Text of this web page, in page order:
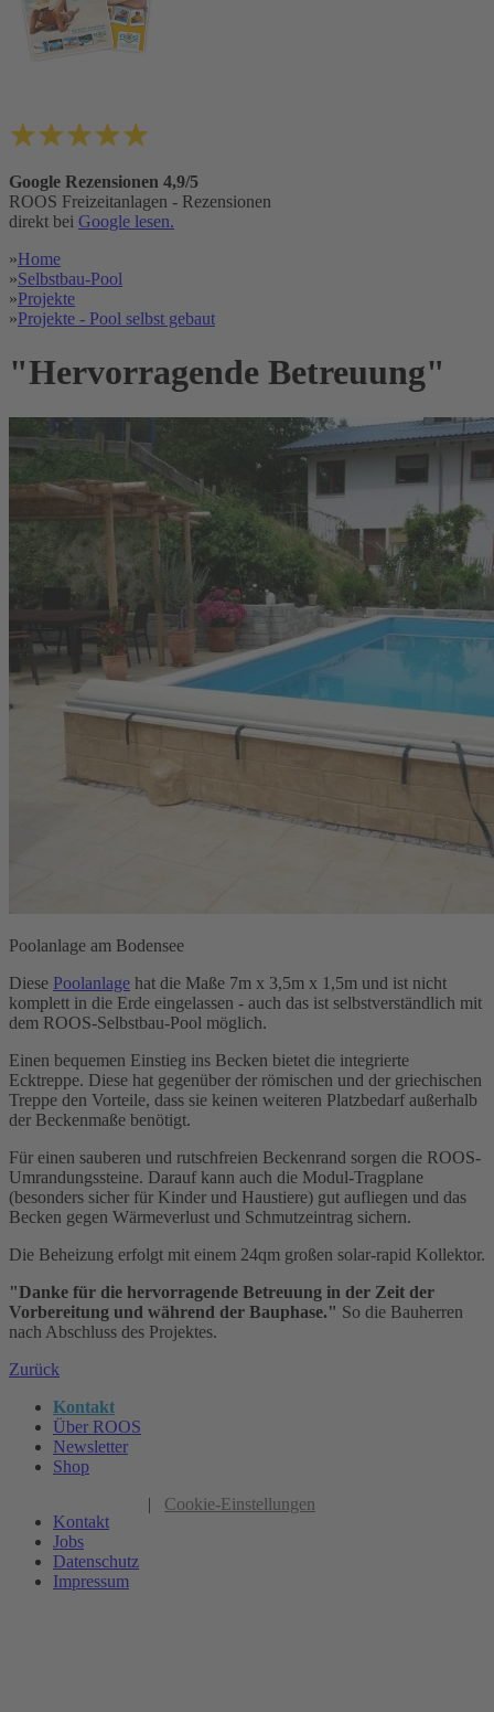
Google Rezensionen 4,9/5
ROOS Freizeitanlagen - Rezensionen
direkt bei Google lesen.
»Home
»Selbstbau-Pool
»Projekte
»Projekte - Pool selbst gebaut
"Hervorragende Betreuung"
Poolanlage am Bodensee
Diese Poolanlage hat die Maße 7m x 3,5m x 1,5m und ist nicht
komplett in die Erde eingelassen - auch das ist selbstverständlich mit
dem ROOS-Selbstbau-Pool möglich.
Einen bequemen Einstieg ins Becken bietet die integrierte
Ecktreppe. Diese hat gegenüber der römischen und der griechischen
Treppe den Vorteile, dass sie keinen weiteren Platzbedarf außerhalb
der Beckenmaße benötigt.
Für einen sauberen und rutschfreien Beckenrand sorgen die ROOS-
Umrandungssteine. Darauf kann auch die Modul-Tragplane
(besonders sicher für Kinder und Haustiere) gut aufliegen und das
Becken gegen Wärmeverlust und Schmutzeintrag sichern.
Die Beheizung erfolgt mit einem 24qm großen solar-rapid Kollektor.
"Danke für die hervorragende Betreuung in der Zeit der
Vorbereitung und während der Bauphase." So die Bauherren
nach Abschluss des Projektes.
Zurück
Kontakt
Über ROOS
Newsletter
Shop
Kontakt
Jobs
Datenschutz
Impressum
| Cookie-Einstellungen